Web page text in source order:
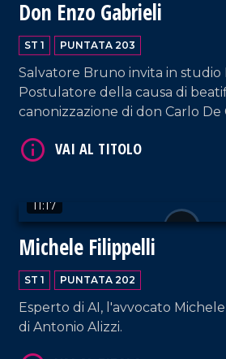
Don Enzo Gabrieli
ST 1 PUNTATA 203
Salvatore Bruno invita in studio
Postulatore della causa di
canonizzazione di don Carlo De
11:17
Michele Filippelli
ST 1 PUNTATA 202
Esperto di AI, l'avvocato
di Antonio Alizzi.
VAI AL TITOLO
VAI AL TITOLO